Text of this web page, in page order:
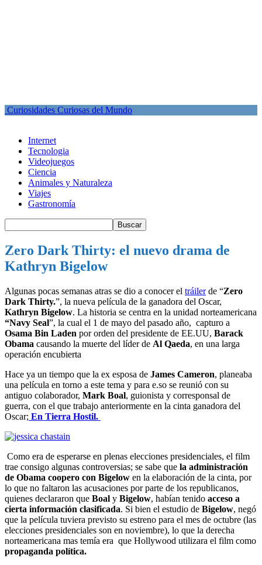
Curiosidades Curiosas del Mundo
Internet
Tecnologia
Videojuegos
Ciencia
Animales y Naturaleza
Viajes
Gastronomía
Zero Dark Thirty: el nuevo drama de
Kathryn Bigelow
Algunas pocas semanas atras se dio a conocer el tráilerde “Zero
Dark Thirty.”, la nueva película de la ganadora del Oscar,
Kathryn Bigelow. La historia se centra en la unidad norteamericana
“Navy Seal”, la cual el 1 de mayo del pasado año, capturo a
Osama Bin Laden por orden del presidente de EE.UU, Barack
Obama causando la muerte del líder de Al Qaeda, en una larga
operación encubierta
Hace ya un tiempo que la ex esposa de James Cameron, planeaba
una película en torno a este tema y para e.so se reunió con su
antiguo colaborador, Mark Boal, guionista y corresponsal de
guerra, con el que trabajo anteriormente en la cinta ganadora del
Oscar; En Tierra Hostil.
Como era de esperarse en plenas elecciones presidenciales, el film
trae consigo algunas controversias; se sabe que la administración
de Obama coopero con Bigelow en la elaboración de la cinta, por
lo que no faltaron las acusaciones por parte de los republicanos,
quienes declararon que Boal y Bigelow, habían tenido acceso a
cierta información clasificada. Si bien el estudio de Bigelow, negó
que la película tuviera previsto su estreno para el mes de octubre (las
elecciones presidenciales son en noviembre), lo que la derecha
norteamericana mas temía era que Hollywood utilizara el film como
propaganda política.